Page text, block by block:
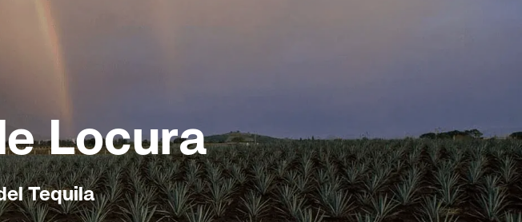
Locura
Tequila